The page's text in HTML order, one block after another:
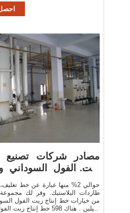
مصادر شركات تصنيع
زيت الفول السوداني
طاردات البلاستيك. وفر لك مجموعة
من خيارات خط إنتاج زيت الفول
ايثيلين . هناك 598 خط